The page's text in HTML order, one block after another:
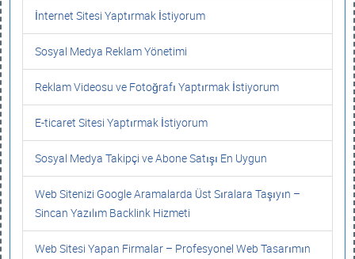
İnternet Sitesi Yaptırmak İstiyorum
Sosyal Medya Reklam Yönetimi
Reklam Videosu ve Fotoğrafı Yaptırmak İstiyorum
E-ticaret Sitesi Yaptırmak İstiyorum
Sosyal Medya Takipçi ve Abone Satışı En Uygun
Web Sitenizi Google Aramalarda Üst Sıralara Taşıyın –
Sincan Yazılım Backlink Hizmeti
Web Sitesi Yapan Firmalar – Profesyonel Web Tasarımın